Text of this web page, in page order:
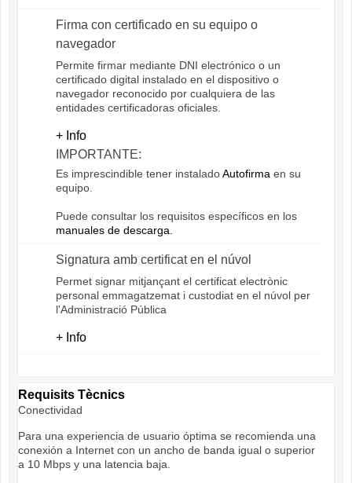
Firma con certificado en su equipo o
navegador
Permite firmar mediante DNI electrónico o un
certificado digital instalado en el dispositivo o
navegador reconocido por cualquiera de las
entidades certificadoras oficiales.
+ Info
IMPORTANTE:
Es imprescindible tener instaladoAutofirma en su
equipo.
Puede consultar los requisitos específicos en los
manuales de descarga.
Signatura amb certificat en el núvol
Permet signar mitjançant el certificat electrònic
personal emmagatzemat i custodiat en el núvol per
l'Administració Pública
+ Info
Requisits Tècnics
Conectividad
Para una experiencia de usuario óptima se recomienda una
conexión a Internet con un ancho de banda igual o superior
a 10 Mbps y una latencia baja.